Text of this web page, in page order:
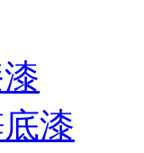
漆